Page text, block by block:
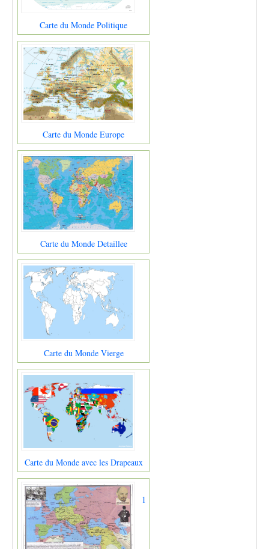
Carte du Monde Politique
Carte du Monde Europe
Carte du Monde Detaillee
Carte du Monde Vierge
Carte du Monde avec les Drapeaux
1